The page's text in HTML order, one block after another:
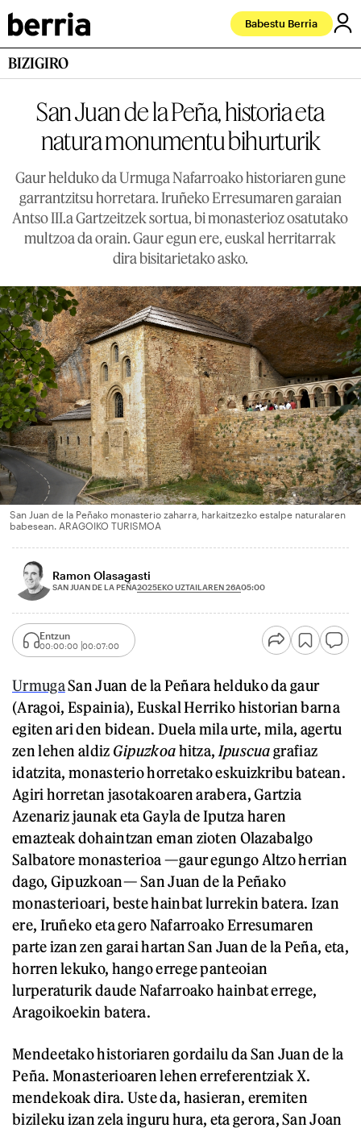
Babestu Berria
BIZIGIRO
San Juan de la Peña, historia eta
natura monumentu bihurturik
Gaur helduko da Urmuga Nafarroako historiaren gune
garrantzitsu horretara. Iruñeko Erresumaren garaian
Antso III.a Gartzeitzek sortua, bi monasterioz osatutako
multzoa da orain. Gaur egun ere, euskal herritarrak
dira bisitarietako asko.
San Juan de la Peñako monasterio zaharra, harkaitzezko estalpe naturalaren
babesean. ARAGOIKO TURISMOA
Ramon Olasagasti
SAN JUAN DE LA PEÑA2025EKO UZTAILAREN 26A05:00
Entzun
00:00:00 00:07:00
UrmugaSan Juan de la Peñara helduko da gaur
(Aragoi, Espainia), Euskal Herriko historian barna
egiten ari den bidean. Duela mila urte, mila, agertu
zen lehen aldiz Gipuzkoahitza, Ipuscuagrafiaz
idatzita, monasterio horretako eskuizkribu batean.
Agiri horretan jasotakoaren arabera, Gartzia
Azenariz jaunak eta Gayla de Iputza haren
emazteak dohaintzan eman zioten Olazabalgo
Salbatore monasterioa —gaur egungo Altzo herrian
dago, Gipuzkoan— San Juan de la Peñako
monasterioari, beste hainbat lurrekin batera. Izan
ere, Iruñeko eta gero Nafarroako Erresumaren
parte izan zen garai hartan San Juan de la Peña, eta,
horren lekuko, hango errege panteoian
lurperaturik daude Nafarroako hainbat errege,
Aragoikoekin batera.
Mendeetako historiaren gordailu da San Juan de la
Peña. Monasterioaren lehen erreferentziak X.
mendekoak dira. Uste da, hasieran, eremiten
bizileku izan zela inguru hura, eta gerora, San Joan